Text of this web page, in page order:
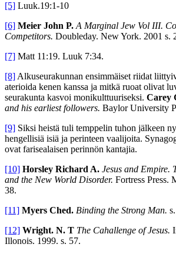
[5] Luuk.19:1-10
[6] Meier John P.A Marginal Jew Vol III.
Competitors. Doubleday. New York. 2001 s.
[7] Matt 11:19. Luuk 7:34.
[8]Alkuseurakunnan ensimmäiset riidat
aterioida kenen kanssa ja mitkä ruoat olivat
seurakunta kasvoi monikulttuuriseksi. Carey
and his earliest followers. Baylor University
[9] Siksi heistä tuli temppelin tuhon jälkeen
hengellisiä isiä ja perinteen vaalijoita.
ovat farisealaisen perinnön kantajia.
[10] Horsley Richard A. Jesus and Empire.
and the New World Disorder. Fortress Press.
38.
[11] Myers Ched. Binding the Strong Man.
[12] Wright. N. T The Cahallenge of Jesus.
Illonois. 1999. s. 57.